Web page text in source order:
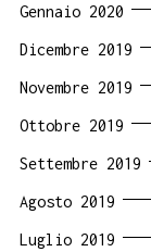
Gennaio 2020
Dicembre 2019
Novembre 2019
Ottobre 2019
Settembre 2019
Agosto 2019
Luglio 2019